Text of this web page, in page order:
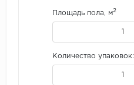
Площадь пола, м2
Количество упаковок: